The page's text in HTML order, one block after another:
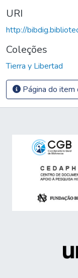
URI
http://
Coleções
Tierra y Libertad
Página do